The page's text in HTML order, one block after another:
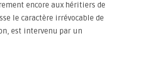
encore aux héritiers de
le caractère irrévocable de
est intervenu par un